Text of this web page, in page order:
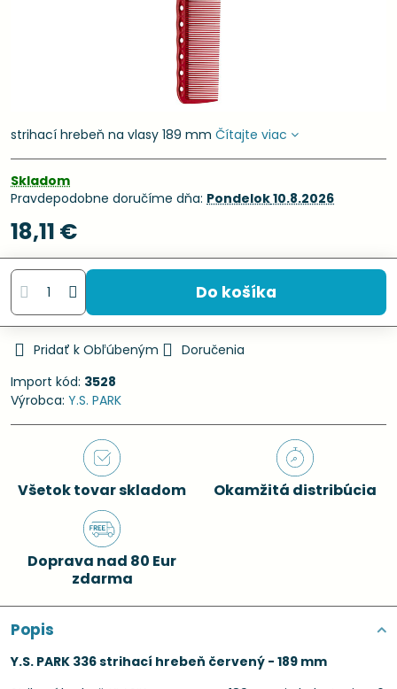
strihací hrebeň na vlasy 189 mm Čítajte viac
Skladom
Pravdepodobne doručíme dňa: Pondelok10.8.2026
18,11 €
Do košíka
Pridať k Obľúbeným
Doručenia
Import kód: 3528
Výrobca: Y.S. PARK
Všetok tovar skladom Okamžitá distribúcia
Doprava nad 80 Eur
zdarma
Popis
Y.S. PARK 336 strihací hrebeň červený - 189 mm